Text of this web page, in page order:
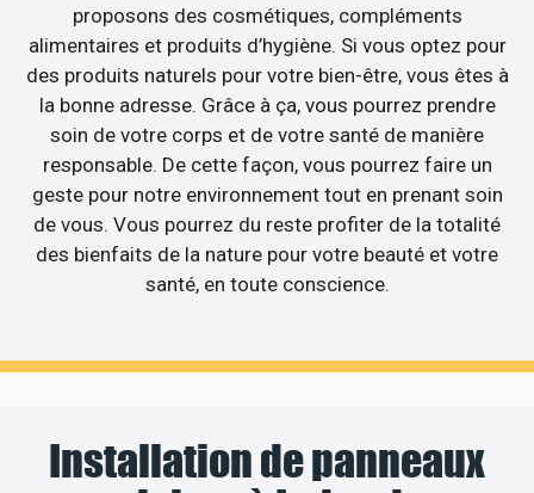
proposons des cosmétiques, compléments
alimentaires et produits d’hygiène. Si vous optez pour
des produits naturels pour votre bien-être, vous êtes à
la bonne adresse. Grâce à ça, vous pourrez prendre
soin de votre corps et de votre santé de manière
responsable. De cette façon, vous pourrez faire un
geste pour notre environnement tout en prenant soin
de vous. Vous pourrez du reste profiter de la totalité
des bienfaits de la nature pour votre beauté et votre
santé, en toute conscience.
Installation de panneaux